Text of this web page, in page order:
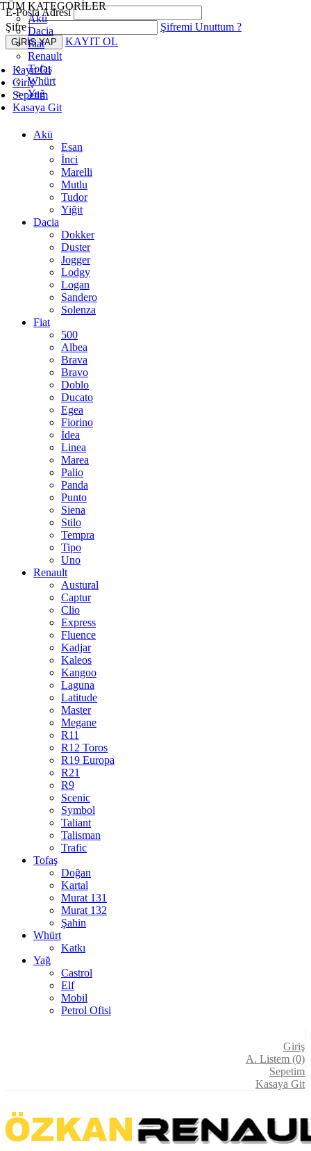
E-Posta Adresi
Şifre
Şifremi Unuttum ?
KAYIT OL
Kayıt Ol
Giriş
Sepetim
Kasaya Git
Akü
Esan
İnci
Marelli
Mutlu
Tudor
Yiğit
Dacia
Dokker
Duster
Jogger
Lodgy
Logan
Sandero
Solenza
Fiat
500
Albea
Brava
Bravo
Doblo
Ducato
Egea
Fiorino
İdea
Linea
Marea
Palio
Panda
Punto
Siena
Stilo
Tempra
Tipo
Uno
Renault
Austural
Captur
Clio
Express
Fluence
Kadjar
Kaleos
Kangoo
Laguna
Latitude
Master
Megane
R11
R12 Toros
R19 Europa
R21
R9
Scenic
Symbol
Taliant
Talisman
Trafic
Tofaş
Doğan
Kartal
Murat 131
Murat 132
Şahin
Whürt
Katkı
Yağ
Castrol
Elf
Mobil
Petrol Ofisi
Giriş
A. Listem (0)
Sepetim
Kasaya Git
TÜM KATEGORİLER
Akü
Dacia
Fiat
Renault
Tofaş
Whürt
Yağ